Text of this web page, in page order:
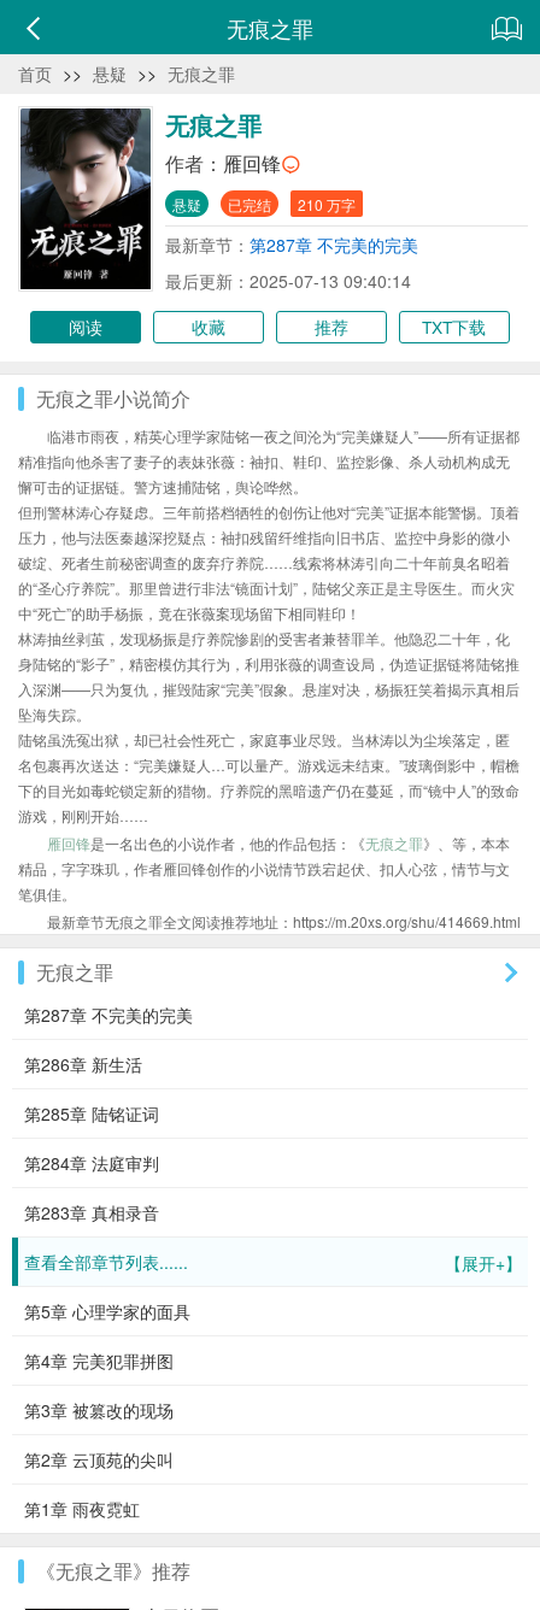
无痕之罪
首页 >> 悬疑 >> 无痕之罪
无痕之罪
作者： 雁回锋
悬疑 已完结 210 万字
最新章节： 第287章 不完美的完美
最后更新：2025-07-13 09:40:14
阅读
收藏 推荐 TXT下载
无痕之罪小说简介
临港市雨夜，精英心理学家陆铭一夜之间沦为“完美嫌疑人”——所有证据都
精准指向他杀害了妻子的表妹张薇：袖扣、鞋印、监控影像、杀人动机构成无
懈可击的证据链。警方速捕陆铭，舆论哗然。
但刑警林涛心存疑虑。三年前搭档牺牲的创伤让他对“完美”证据本能警惕。顶着
压力，他与法医秦越深挖疑点：袖扣残留纤维指向旧书店、监控中身影的微小
破绽、死者生前秘密调查的废弃疗养院……线索将林涛引向二十年前臭名昭着
的“圣心疗养院”。那里曾进行非法“镜面计划”，陆铭父亲正是主导医生。而火灾
中“死亡”的助手杨振，竟在张薇案现场留下相同鞋印！
林涛抽丝剥茧，发现杨振是疗养院惨剧的受害者兼替罪羊。他隐忍二十年，化
身陆铭的“影子”，精密模仿其行为，利用张薇的调查设局，伪造证据链将陆铭推
入深渊——只为复仇，摧毁陆家“完美”假象。悬崖对决，杨振狂笑着揭示真相后
坠海失踪。
陆铭虽洗冤出狱，却已社会性死亡，家庭事业尽毁。当林涛以为尘埃落定，匿
名包裹再次送达：“完美嫌疑人…可以量产。游戏远未结束。”玻璃倒影中，帽檐
下的目光如毒蛇锁定新的猎物。疗养院的黑暗遗产仍在蔓延，而“镜中人”的致命
游戏，刚刚开始……
雁回锋是一名出色的小说作者，他的作品包括：《无痕之罪》、等，本本
精品，字字珠玑，作者雁回锋创作的小说情节跌宕起伏、扣人心弦，情节与文
笔俱佳。
最新章节无痕之罪全文阅读推荐地址：https://m.20xs.org/shu/414669.html
无痕之罪
第287章 不完美的完美
第286章 新生活
第285章 陆铭证词
第284章 法庭审判
第283章 真相录音
【展开+】
查看全部章节列表......
第5章 心理学家的面具
第4章 完美犯罪拼图
第3章 被篡改的现场
第2章 云顶苑的尖叫
第1章 雨夜霓虹
《无痕之罪》推荐